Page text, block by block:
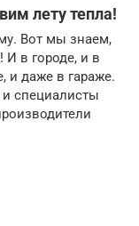
лету тепла!
Вот мы знаем,
И в городе, и в
и даже в гараже.
специалисты